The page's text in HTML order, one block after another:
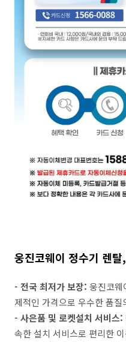
웅진코웨이 정수기 렌
- 전국 최저가 보장: 웅진코웨
제적인 가격으로 우수한 품
- 사은품 및 로켓설치 서비스:
속한 설치 서비스로 편리한